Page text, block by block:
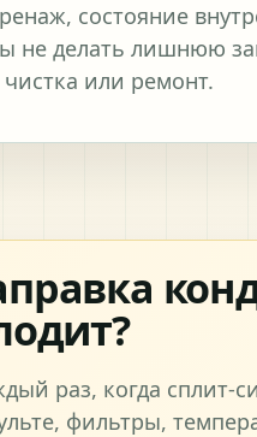
состояние
не делать лишнюю
или ремонт.
раз, когда сплит-
фильтры,